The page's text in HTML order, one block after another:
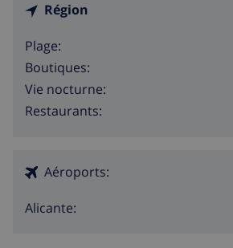
Région
Plage:
Boutiques:
Vie nocturne:
Restaurants:
Aéroports:
Alicante: